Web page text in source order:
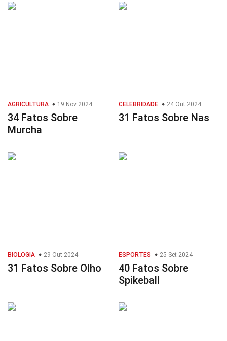
AGRICULTURA 19 Nov 2024
34 Fatos Sobre
Murcha
CELEBRIDADE 24 Out 2024
31 Fatos Sobre Nas
BIOLOGIA 29 Out 2024
31 Fatos Sobre Olho
ESPORTES 25 Set 2024
40 Fatos Sobre
Spikeball